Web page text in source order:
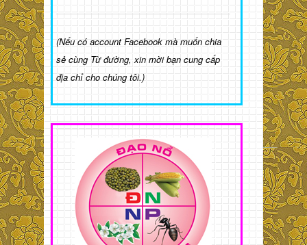
(Nếu có account Facebook mà muốn chia
sẻ cùng Từ đường, xin mời bạn cung cấp
địa chỉ cho chúng tôi.)